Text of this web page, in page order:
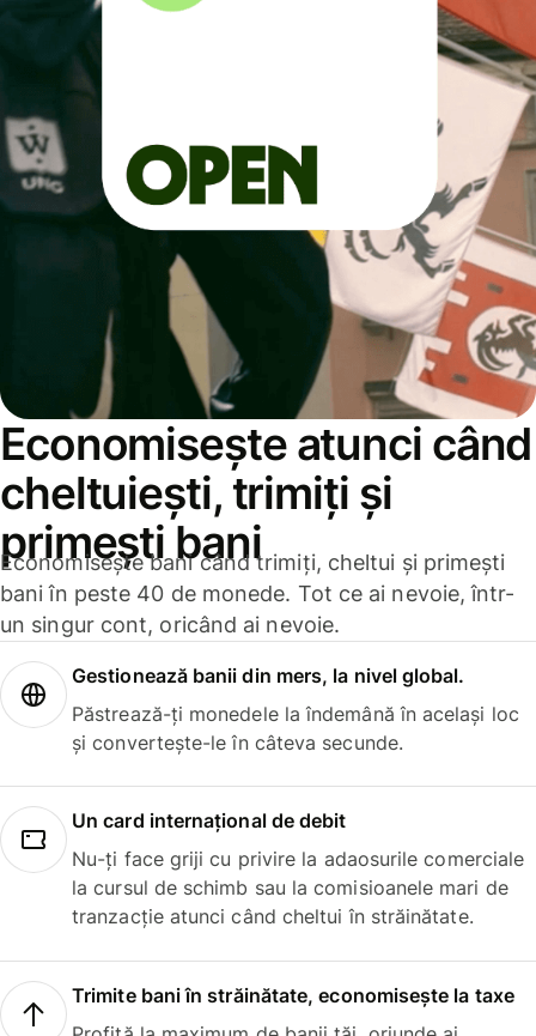
Economisește atunci când
cheltuiești, trimiți și
primești bani
Economisește bani când trimiți, cheltui și primești
bani în peste 40 de monede. Tot ce ai nevoie, într-
un singur cont, oricând ai nevoie.
Gestionează banii din mers, la nivel global.
Păstrează-ți monedele la îndemână în același loc
și convertește-le în câteva secunde.
Un card internațional de debit
Nu-ți face griji cu privire la adaosurile comerciale
la cursul de schimb sau la comisioanele mari de
tranzacție atunci când cheltui în străinătate.
Trimite bani în străinătate, economisește la taxe